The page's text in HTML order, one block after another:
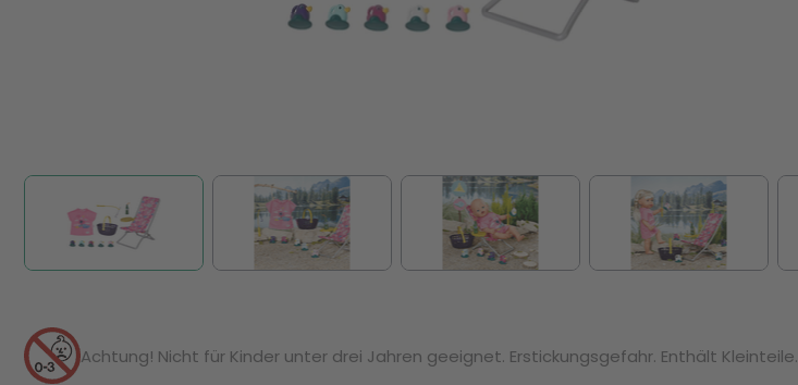
Achtung! Nicht für Kinder unter drei Jahren geeignet. Erstickungsgefahr. Enthält Kleinteile.